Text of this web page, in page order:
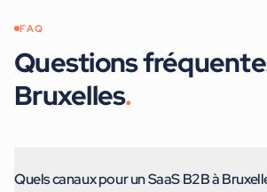
FAQ
Questions
Bruxelles.
Quels canaux pour un SaaS B2B à